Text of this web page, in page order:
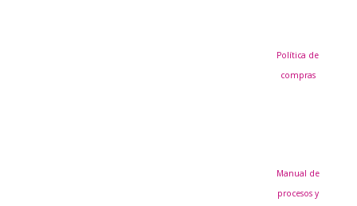
Política de
compras
Manual de
procesos y